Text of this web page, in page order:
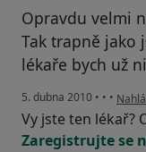
Opravdu velmi
Tak trapně jako
lékaře bych už
5. dubna 2010 • • • podle
Vy jste ten lékař?
Zaregistrujte se